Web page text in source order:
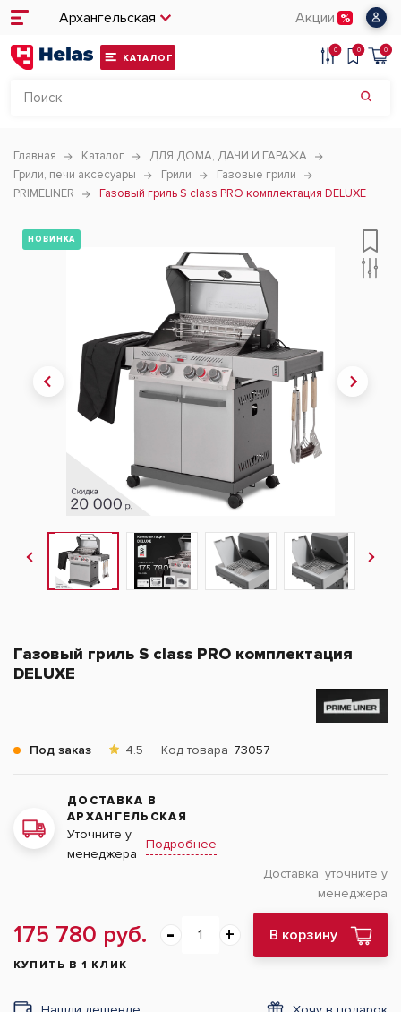
Архангельская Акции
КАТАЛОГ
0 0 0
Главная Каталог
ДЛЯ ДОМА, ДАЧИ И ГАРАЖА
Грили, печи аксесуары
Грили
Газовые грили
PRIMELINER
Газовый гриль S class PRO комплектация DELUXЕ
НОВИНКА
Газовый гриль S class PRO комплектация
DELUXЕ
Под заказ 4.5 Код товара 73057
ДОСТАВКА В
АРХАНГЕЛЬСКАЯ
Уточните у
менеджера
Подробнее
Доставка: уточните у
менеджера
175 780 руб. В корзину
КУПИТЬ В 1 КЛИК